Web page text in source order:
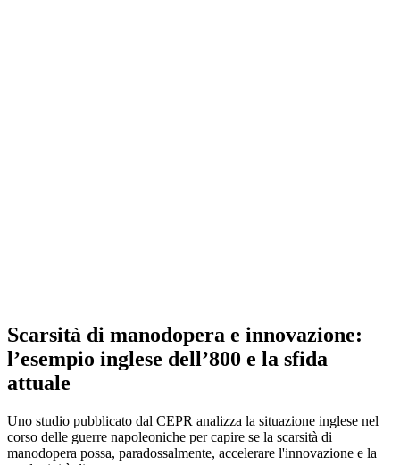
Scarsità di manodopera e innovazione:
l’esempio inglese dell’800 e la sfida
attuale
Uno studio pubblicato dal CEPR analizza la situazione inglese nel
corso delle guerre napoleoniche per capire se la scarsità di
manodopera possa, paradossalmente, accelerare l'innovazione e la